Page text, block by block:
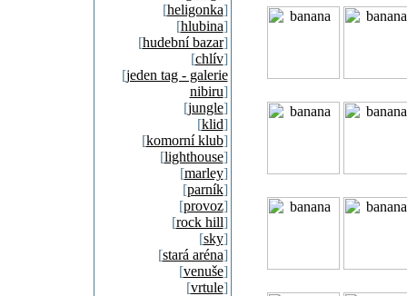
[heligonka]
[hlubina]
[hudební bazar]
[chlív]
[jeden tag - galerie
nibiru]
[jungle]
[klid]
[komorní klub]
[lighthouse]
[marley]
[parník]
[provoz]
[rock hill]
[sky]
[stará aréna]
[venuše]
[vrtule]